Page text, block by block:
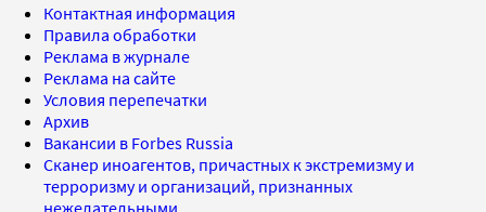
Контактная информация
Правила обработки
Реклама в журнале
Реклама на сайте
Условия перепечатки
Архив
Вакансии в Forbes Russia
Сканер иноагентов, причастных к экстремизму и
терроризму и организаций, признанных
нежелательными